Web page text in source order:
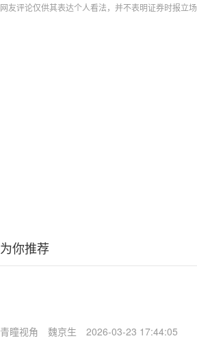
网友评论仅供其表达个人看法，并不表明证券时报立场
为你推荐
青瞳视角 魏京生 2026-03-23 17:44:05